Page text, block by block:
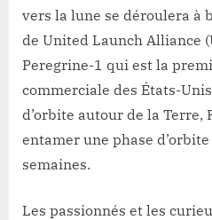
vers la lune se déroulera à
de United Launch Alliance
Peregrine-1 qui est la
commerciale des États-
d’orbite autour de la
entamer une phase
semaines.
Les passionnés et les